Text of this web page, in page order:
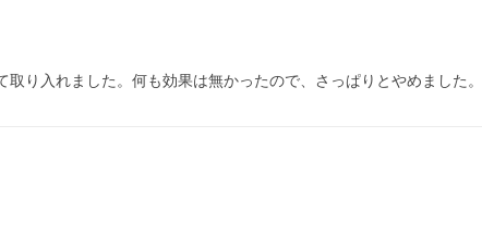
り入れました。何も効果は無かったので、さっぱりとやめました。